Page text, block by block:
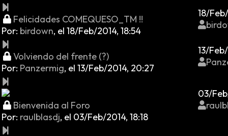
Felicidades COMEQUESO_TM !!
Por: birdown, el 18/Feb/2014, 18:54
18/
Volviendo del frente (?)
Por: Panzermig, el 13/Feb/2014, 20:27
13/
Bienvenida al Foro
Por: raulblasdj, el 03/Feb/2014, 18:18
03/